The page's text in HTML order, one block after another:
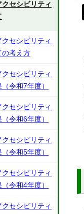
クセシビリティ
クセシビリティ
の考え方
クセシビリティ
令和7年度）
クセシビリティ
令和6年度）
クセシビリティ
令和5年度）
クセシビリティ
令和4年度）
クセシビリティ